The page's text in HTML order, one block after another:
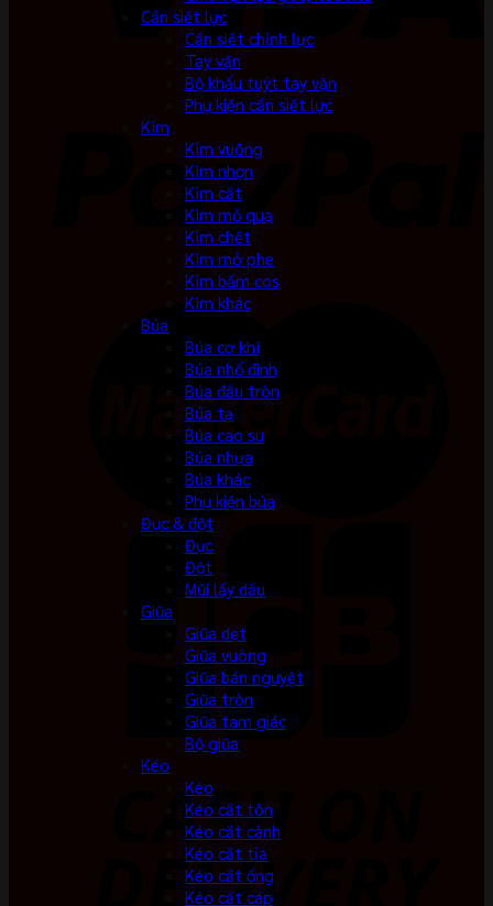
Cần siết lực
Cần siết chỉnh lực
Tay vặn
Bộ khẩu tuýt tay vặn
Phụ kiện cần siết lực
Kìm
Kìm vuông
Kìm nhọn
Kìm cắt
Kìm mỏ quạ
Kìm chết
Kìm mở phe
Kìm bấm cos
Kìm khác
Búa
Búa cơ khí
Búa nhổ đinh
Búa đầu tròn
Búa tạ
Búa cao su
Búa nhựa
Búa khác
Phụ kiện búa
Đục & đột
Đục
Đột
Mũi lấy dấu
Giũa
Giũa dẹt
Giũa vuông
Giũa bán nguyệt
Giũa tròn
Giũa tam giác
Bộ giũa
Kéo
Kéo
Kéo cắt tôn
Kéo cắt cành
Kéo cắt tỉa
Kéo cắt ống
Kéo cắt cáp